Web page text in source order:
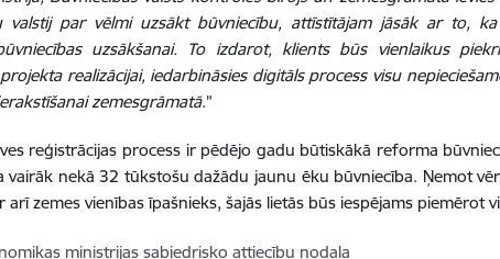
valstij par vēlmi uzsākt būvniecību, attīstītājam jāsāk ar to,
uzsākšanai. To izdarot, klients būs vienlaikus
realizācijai, iedarbināsies digitāls process visu
zemesgrāmatā.”
reģistrācijas process ir pēdējo gadu būtiskākā reforma
vairāk nekā 32 tūkstošu dažādu jaunu ēku būvniecība. Ņemot
arī zemes vienības īpašnieks, šajās lietās būs iespējams piemērot
ministrijas sabiedrisko attiecību nodaļa